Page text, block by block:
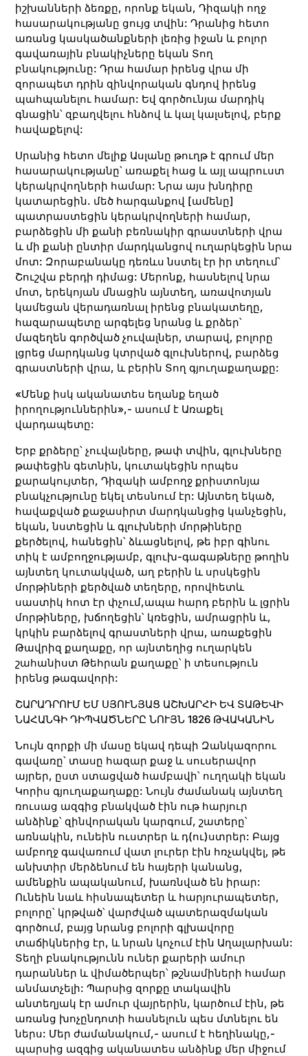
իշխանների ձեռքը, որոնք եկան, Դիզակի ողջ
հասարակությանը ցույց տվին: Դրանից հետո
առանց կասկածանքների լեռից իջան և բոլոր
գավառային բնակիչները եկան Տող
բնակությունը: Դրա համար իրենց վրա մի
զորապետ դրին զինվորական գնդով իրենց
պահպանելու համար: Եվ գործունյա մարդիկ
գնացին՝ զբաղվելու հնձով և կալ կալսելով, բերք
հավաքելով:
Սրանից հետո մելիք Ասլանը թուղթ է գրում մեր
հասարակությանը՝ առաքել հաց և այլ ապրուստ
կերակրվողների համար: Նրա այս խնդիրը
կատարեցին. մեծ հարգանքով [ամենը]
պատրաստեցին կերակրվողների համար,
բարձեցին մի քանի բեռնակիր գրաստների վրա
և մի քանի ընտիր մարդկանցով ուղարկեցին նրա
մոտ: Զորաբանակը դեռևս նստել էր իր տեղում՝
Շուշվա բերդի դիմաց: Մերոնք, հասնելով նրա
մոտ, երեկոյան մնացին այնտեղ, առավոտյան
կամեցան վերադառնալ իրենց բնակատեղը,
հազարապետը արգելեց նրանց և քրձեր՝
մազեղեն գործված չուվալներ, տարավ, բոլորը
լցրեց մարդկանց կտրված գլուխներով, բարձեց
գրաստների վրա, և բերին Տող գյուղաքաղաքը:
«Մենք իսկ ականատես եղանք եղած
իրողություններին»,- ասում է Առաքել
վարդապետը:
Երբ քրձերը՝ չուվալները, թափ տվին, գլուխները
թափեցին գետնին, կուտակեցին որպես
քարակույտեր, Դիզակի ամբողջ քրիստոնյա
բնակչությունը եկել տեսնում էր: Այնտեղ եկած,
հավաքված քաջասիրտ մարդկանցից կանչեցին,
եկան, նստեցին և գլուխների մորթիները
քերծելով, հանեցին՝ ձևացնելով, թե իբր գինու
տիկ է ամբողջությամբ, գլուխ-գագաթները թողին
այնտեղ կուտակված, աղ բերին և սրսկեցին
մորթիների քերծված տեղերը, որովհետև
սաստիկ հոտ էր փչում,ապա հարդ բերին և լցրին
մորթիները, խճողեցին՝ կռեցին, ամրացրին և,
կրկին բարձելով գրաստների վրա, առաքեցին
Թավրիզ քաղաքը, որ այնտեղից ուղարկեն
շահանիստ Թեհրան քաղաքը՝ ի տեսություն
իրենց թագավորի:
ՇԱՐԱԴՐՈՒՄ ԵՄ ՍՅՈՒՆՅԱՑ ԱՇԽԱՐՀԻ ԵՎ ՏԱԹԵՎԻ
ՆԱՀԱՆԳԻ ԴԻՊՎԱԾՆԵՐԸ ՆՈՒՅՆ 1826 ԹՎԱԿԱՆԻՆ
Նույն զորքի մի մասը եկավ դեպի Զանկազորու
գավառը՝ տասը հազար քաջ և սուսերավոր
այրեր, ըստ ստացված համբավի՝ ուղղակի եկան
Կորիս գյուղաքաղաքը: Նույն ժամանակ այնտեղ
ռուսաց ազգից բնակված էին ութ հարյուր
անձինք՝ զինվորական կարգում, շատերը՝
առնակին, ունեին ուստրեր և դ(ու)ստրեր: Բայց
ամբողջ գավառում վատ լուրեր էին հռչակվել, թե
անխտիր մերձենում են հայերի կանանց,
ամենքին ապականում, խառնված են իրար:
Ունեին նաև հիսնապետեր և հարյուրապետեր,
բոլորը՝ կրթված՝ վարժված պատերազմական
գործում, բայց նրանց բոլորի գլխավորը
տաճիկներից էր, և նրան կոչում էին Աղալարխան:
Տեղի բնակությունն ուներ քարերի ամուր
դարաններ և վիմածերպեր՝ թշնամիների համար
անմատչելի: Պարսից զորքը տակավին
անտեղյակ էր ամուր վայրերին, կարծում էին, թե
առանց խոչընդոտի հասնելուն պես մտնելու են
ներս: Մեր ժամանակում,- ասում է հեղինակը,-
պարսից ազգից ականատես անձինք մեր միջում